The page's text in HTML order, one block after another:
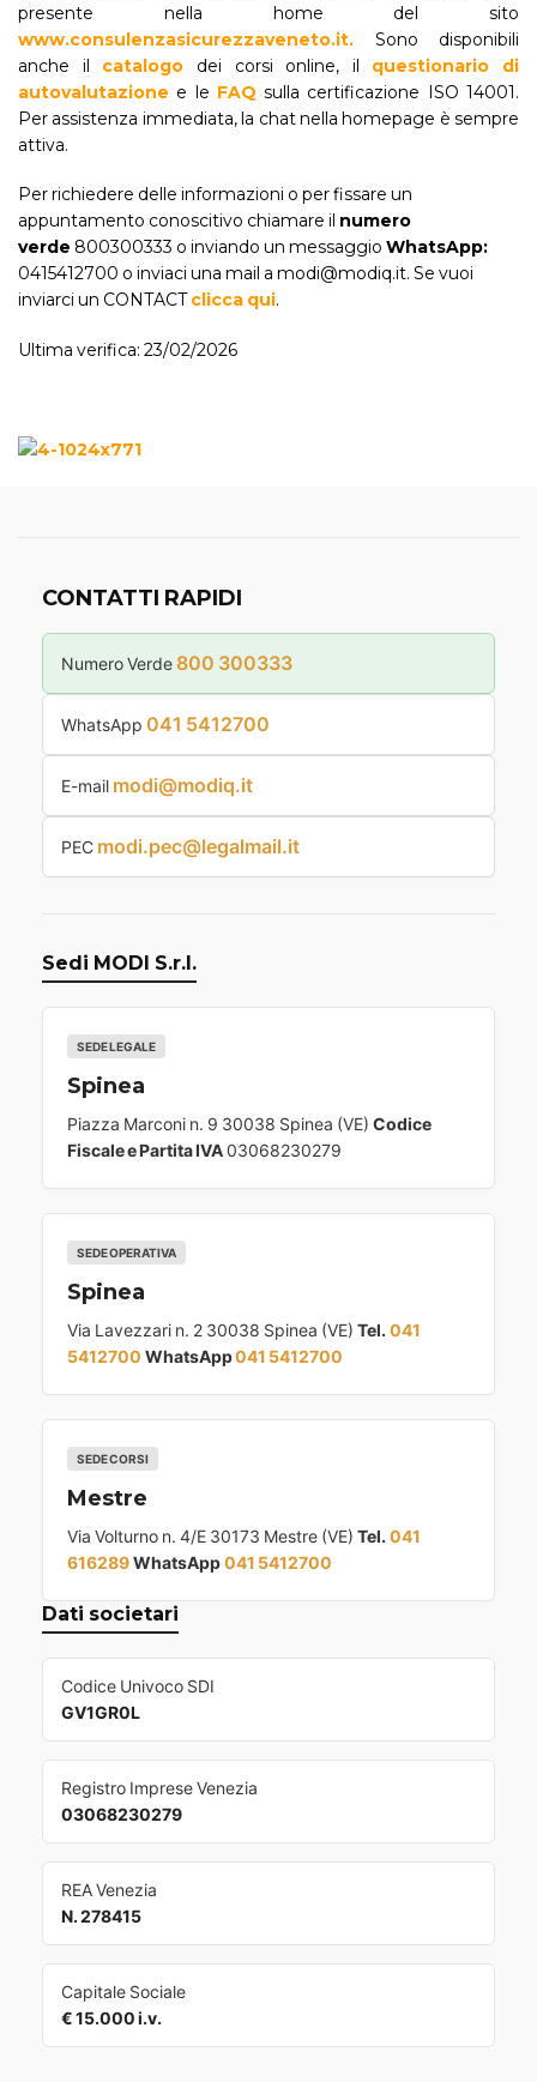
presente nella home del sito
www.consulenzasicurezzaveneto.it. Sono disponibili
anche il catalogo dei corsi online, il questionario di
autovalutazione e le FAQ sulla certificazione ISO 14001.
Per assistenza immediata, la chat nella homepage è sempre
attiva.
Per richiedere delle informazioni o per fissare un
appuntamento conoscitivo chiamare il numero
verde 800300333 o inviando un messaggio WhatsApp:
0415412700 o inviaci una mail a modi@modiq.it. Se vuoi
inviarci un CONTACTclicca qui.
Ultima verifica: 23/02/2026
CONTATTI RAPIDI
Numero Verde 800 300333
WhatsApp 041 5412700
E-mail modi@modiq.it
PEC modi.pec@legalmail.it
Sedi MODI S.r.l.
SEDE LEGALE
Spinea
Piazza Marconi n. 9 30038 Spinea (VE) Codice
Fiscale e Partita IVA03068230279
SEDE OPERATIVA
Spinea
Via Lavezzari n. 2 30038 Spinea (VE) Tel. 041
5412700 WhatsApp041 5412700
SEDE CORSI
Mestre
Via Volturno n. 4/E 30173 Mestre (VE) Tel. 041
616289WhatsApp041 5412700
Dati societari
Codice Univoco SDI
GV1GR0L
Registro Imprese Venezia
03068230279
REA Venezia
N. 278415
Capitale Sociale
€ 15.000 i.v.